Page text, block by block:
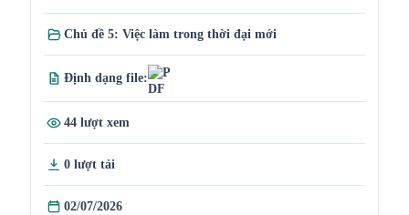
Chủ đề 5: Việc làm trong thời đại mới
Định dạng file:
44 lượt xem
0 lượt tải
02/07/2026